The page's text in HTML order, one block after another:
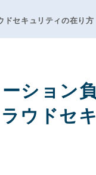
ドセキュリティの在り方
ション負
ウドセキ